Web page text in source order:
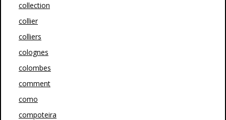
collection
collier
colliers
colognes
colombes
comment
como
compoteira